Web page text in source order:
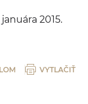
2015.
VYTLAČIŤ